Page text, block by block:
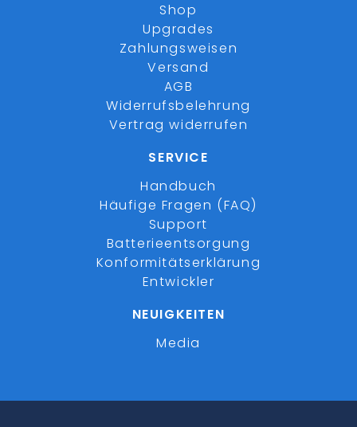
Shop
Upgrades
Zahlungsweisen
Versand
AGB
Widerrufsbelehrung
Vertrag widerrufen
SERVICE
Handbuch
Häufige Fragen (FAQ)
Support
Batterieentsorgung
Konformitätserklärung
Entwickler
NEUIGKEITEN
Media